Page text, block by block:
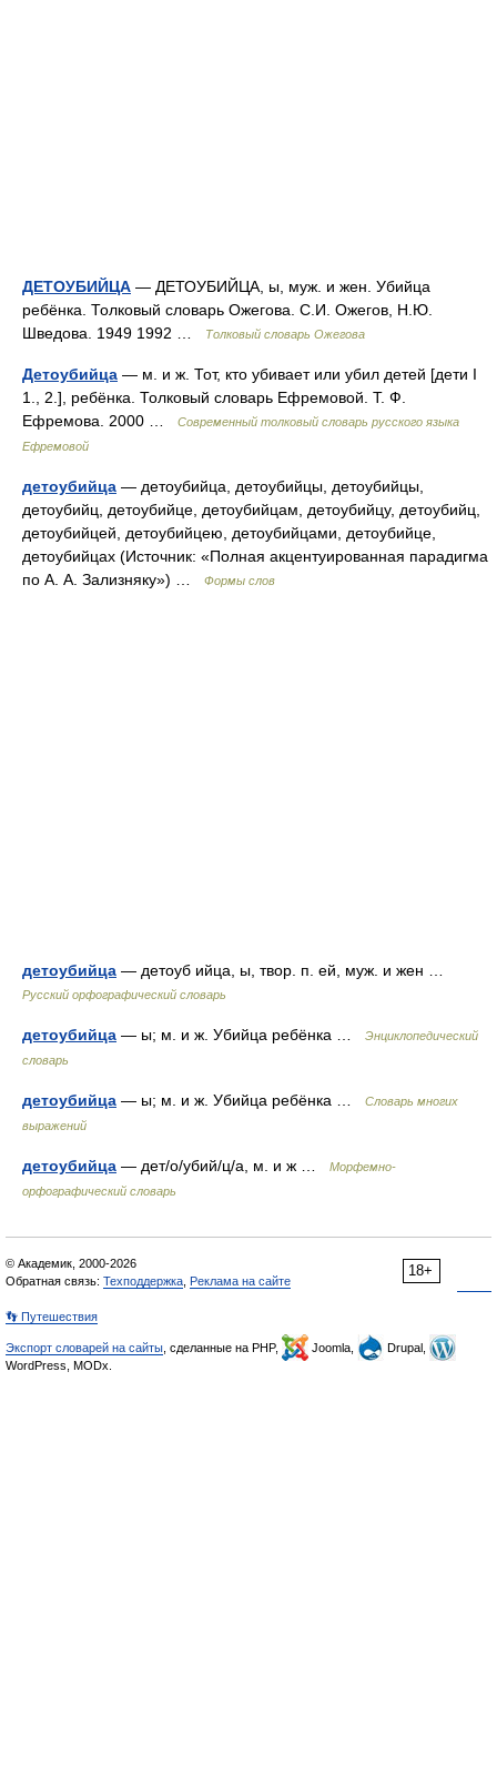
ДЕТОУБИЙЦА — ДЕТОУБИЙЦА, ы, муж. и жен. Убийца
ребёнка. Толковый словарь Ожегова. С.И. Ожегов, Н.Ю.
Шведова. 1949 1992 …
Толковый словарь Ожегова
Детоубийца — м. и ж. Тот, кто убивает или убил детей [дети I
1., 2.], ребёнка. Толковый словарь Ефремовой. Т. Ф.
Ефремова. 2000 …
Современный толковый словарь русского языка
Ефремовой
детоубийца — детоубийца, детоубийцы, детоубийцы,
детоубийц, детоубийце, детоубийцам, детоубийцу, детоубийц,
детоубийцей, детоубийцею, детоубийцами, детоубийце,
детоубийцах (Источник: «Полная акцентуированная парадигма
по А. А. Зализняку») …
Формы слов
детоубийца — детоуб ийца, ы, твор. п. ей, муж. и жен …
Русский орфографический словарь
детоубийца — ы; м. и ж. Убийца ребёнка …
Энциклопедический
словарь
детоубийца — ы; м. и ж. Убийца ребёнка …
Словарь многих
выражений
детоубийца — дет/о/убий/ц/а, м. и ж …
Морфемно-
орфографический словарь
18+
© Академик, 2000-2026
Обратная связь: Техподдержка Реклама на сайте
👣 Путешествия
Экспорт словарей на сайты , сделанные на PHP, Joomla,
Drupal,
WordPress, MODx.